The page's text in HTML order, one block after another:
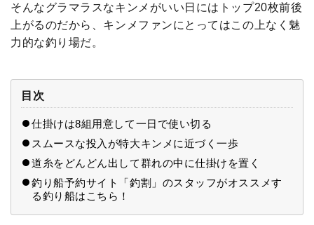
そんなグラマラスなキンメがいい日にはトップ20枚前後
上がるのだから、キンメファンにとってはこの上なく魅
力的な釣り場だ。
目次
仕掛けは8組用意して一日で使い切る
スムースな投入が特大キンメに近づく一歩
道糸をどんどん出して群れの中に仕掛けを置く
釣り船予約サイト「釣割」のスタッフがオススメす
る釣り船はこちら！